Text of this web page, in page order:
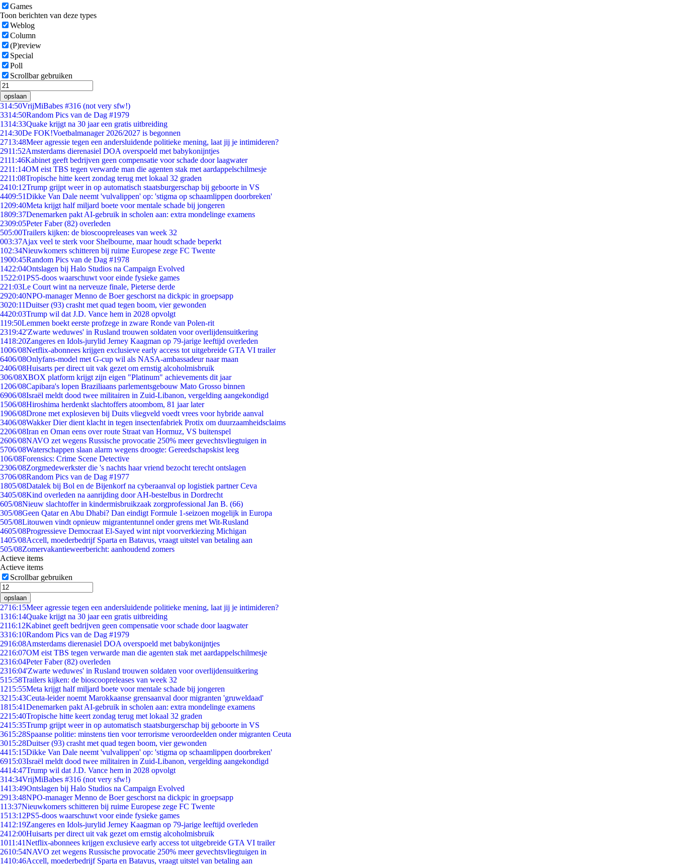
Games
Toon berichten van deze types
Weblog
Column
(P)review
Special
Poll
Scrollbar gebruiken
opslaan
314:50VrijMiBabes #316 (not very sfw!)
3314:50Random Pics van de Dag #1979
1314:33Quake krijgt na 30 jaar een gratis uitbreiding
214:30De FOK!Voetbalmanager 2026/2027 is begonnen
2713:48Meer agressie tegen een andersluidende politieke mening, laat jij je intimideren?
2911:52Amsterdams dierenasiel DOA overspoeld met babykonijntjes
2111:46Kabinet geeft bedrijven geen compensatie voor schade door laagwater
2211:14OM eist TBS tegen verwarde man die agenten stak met aardappelschilmesje
2211:08Tropische hitte keert zondag terug met lokaal 32 graden
2410:12Trump grijpt weer in op automatisch staatsburgerschap bij geboorte in VS
4409:51Dikke Van Dale neemt 'vulvalippen' op: 'stigma op schaamlippen doorbreken'
1209:40Meta krijgt half miljard boete voor mentale schade bij jongeren
1809:37Denemarken pakt AI-gebruik in scholen aan: extra mondelinge examens
2309:05Peter Faber (82) overleden
505:00Trailers kijken: de bioscoopreleases van week 32
003:37Ajax veel te sterk voor Shelbourne, maar houdt schade beperkt
102:34Nieuwkomers schitteren bij ruime Europese zege FC Twente
1900:45Random Pics van de Dag #1978
1422:04Ontslagen bij Halo Studios na Campaign Evolved
1522:01PS5-doos waarschuwt voor einde fysieke games
221:03Le Court wint na nerveuze finale, Pieterse derde
2920:40NPO-manager Menno de Boer geschorst na dickpic in groepsapp
3020:11Duitser (93) crasht met quad tegen boom, vier gewonden
4420:03Trump wil dat J.D. Vance hem in 2028 opvolgt
119:50Lemmen boekt eerste profzege in zware Ronde van Polen-rit
2319:42'Zwarte weduwes' in Rusland trouwen soldaten voor overlijdensuitkering
1418:20Zangeres en Idols-jurylid Jerney Kaagman op 79-jarige leeftijd overleden
1006/08Netflix-abonnees krijgen exclusieve early access tot uitgebreide GTA VI trailer
6406/08Onlyfans-model met G-cup wil als NASA-ambassadeur naar maan
2406/08Huisarts per direct uit vak gezet om ernstig alcoholmisbruik
306/08XBOX platform krijgt zijn eigen "Platinum" achievements dit jaar
1206/08Capibara's lopen Braziliaans parlementsgebouw Mato Grosso binnen
6906/08Israël meldt dood twee militairen in Zuid-Libanon, vergelding aangekondigd
1506/08Hiroshima herdenkt slachtoffers atoombom, 81 jaar later
1906/08Drone met explosieven bij Duits vliegveld voedt vrees voor hybride aanval
3406/08Wakker Dier dient klacht in tegen insectenfabriek Protix om duurzaamheidsclaims
2206/08Iran en Oman eens over route Straat van Hormuz, VS buitenspel
2606/08NAVO zet wegens Russische provocatie 250% meer gevechtsvliegtuigen in
5706/08Waterschappen slaan alarm wegens droogte: Gereedschapskist leeg
106/08Forensics: Crime Scene Detective
2306/08Zorgmedewerkster die 's nachts haar vriend bezocht terecht ontslagen
3706/08Random Pics van de Dag #1977
1805/08Datalek bij Bol en de Bijenkorf na cyberaanval op logistiek partner Ceva
3405/08Kind overleden na aanrijding door AH-bestelbus in Dordrecht
605/08Nieuw slachtoffer in kindermisbruikzaak zorgprofessional Jan B. (66)
305/08Geen Qatar en Abu Dhabi? Dan eindigt Formule 1-seizoen mogelijk in Europa
505/08Litouwen vindt opnieuw migrantentunnel onder grens met Wit-Rusland
4605/08Progressieve Democraat El-Sayed wint nipt voorverkiezing Michigan
1405/08Accell, moederbedrijf Sparta en Batavus, vraagt uitstel van betaling aan
505/08Zomervakantieweerbericht: aanhoudend zomers
Actieve items
Actieve items
Scrollbar gebruiken
opslaan
2716:15Meer agressie tegen een andersluidende politieke mening, laat jij je intimideren?
1316:14Quake krijgt na 30 jaar een gratis uitbreiding
2116:12Kabinet geeft bedrijven geen compensatie voor schade door laagwater
3316:10Random Pics van de Dag #1979
2916:08Amsterdams dierenasiel DOA overspoeld met babykonijntjes
2216:07OM eist TBS tegen verwarde man die agenten stak met aardappelschilmesje
2316:04Peter Faber (82) overleden
2316:04'Zwarte weduwes' in Rusland trouwen soldaten voor overlijdensuitkering
515:58Trailers kijken: de bioscoopreleases van week 32
1215:55Meta krijgt half miljard boete voor mentale schade bij jongeren
3215:43Ceuta-leider noemt Marokkaanse grensaanval door migranten 'gruweldaad'
1815:41Denemarken pakt AI-gebruik in scholen aan: extra mondelinge examens
2215:40Tropische hitte keert zondag terug met lokaal 32 graden
2415:35Trump grijpt weer in op automatisch staatsburgerschap bij geboorte in VS
3615:28Spaanse politie: minstens tien voor terrorisme veroordeelden onder migranten Ceuta
3015:28Duitser (93) crasht met quad tegen boom, vier gewonden
4415:15Dikke Van Dale neemt 'vulvalippen' op: 'stigma op schaamlippen doorbreken'
6915:03Israël meldt dood twee militairen in Zuid-Libanon, vergelding aangekondigd
4414:47Trump wil dat J.D. Vance hem in 2028 opvolgt
314:34VrijMiBabes #316 (not very sfw!)
1413:49Ontslagen bij Halo Studios na Campaign Evolved
2913:48NPO-manager Menno de Boer geschorst na dickpic in groepsapp
113:37Nieuwkomers schitteren bij ruime Europese zege FC Twente
1513:12PS5-doos waarschuwt voor einde fysieke games
1412:19Zangeres en Idols-jurylid Jerney Kaagman op 79-jarige leeftijd overleden
2412:00Huisarts per direct uit vak gezet om ernstig alcoholmisbruik
1011:41Netflix-abonnees krijgen exclusieve early access tot uitgebreide GTA VI trailer
2610:54NAVO zet wegens Russische provocatie 250% meer gevechtsvliegtuigen in
1410:46Accell, moederbedrijf Sparta en Batavus, vraagt uitstel van betaling aan